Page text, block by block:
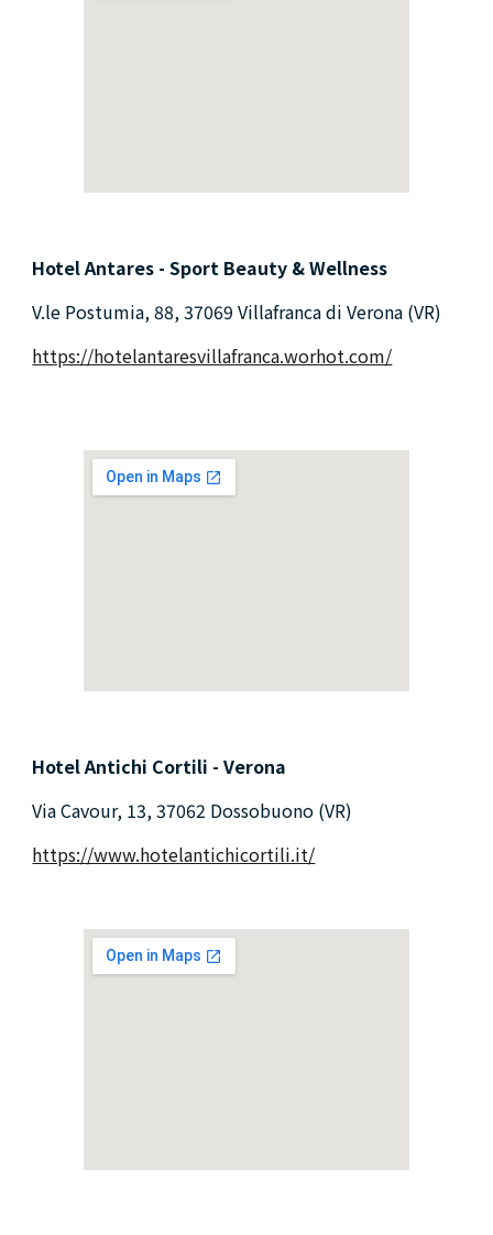
Hotel Antares - Sport Beauty & Wellness
V.le Postumia, 88, 37069 Villafranca di Verona (VR)
https://hotelantaresvillafranca.worhot.com/
Hotel Antichi Cortili - Verona
Via Cavour, 13, 37062 Dossobuono (VR)
https://www.hotelantichicortili.it/